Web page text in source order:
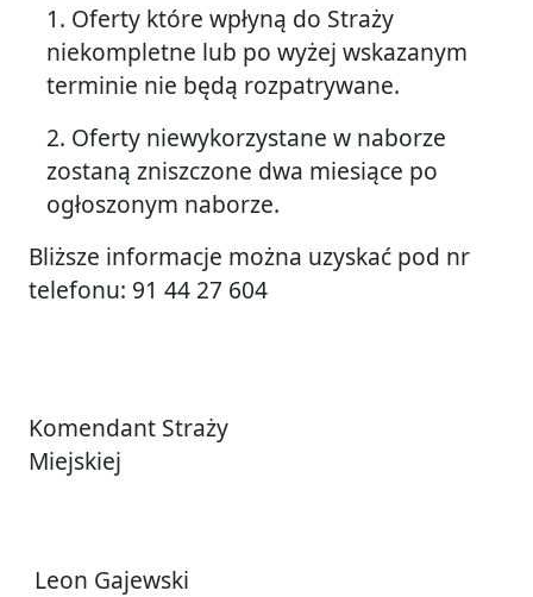
1. Oferty które wpłyną do Straży
niekompletne lub po wyżej wskazanym
terminie nie będą rozpatrywane.
2. Oferty niewykorzystane w naborze
zostaną zniszczone dwa miesiące po
ogłoszonym naborze.
Bliższe informacje można uzyskać pod nr
telefonu: 91 44 27 604
Komendant Straży
Miejskiej
Leon Gajewski